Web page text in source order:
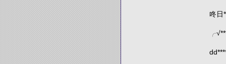
咚日***
╭√*** 在
dd**** 在